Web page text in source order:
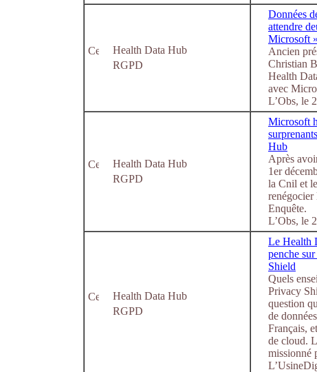
Health Data Hub
RGPD
Données
attendre
Microsoft »
Ancien
Christian
Health
avec
L’Obs, le
Health Data Hub
RGPD
Microsoft
Hub
Après
1er
la Cnil et
Enquête.
L’Obs, le
Health Data Hub
RGPD
Le Health
penche
Shield
Quels
Privacy
question
de
Français,
de cloud.
missionné